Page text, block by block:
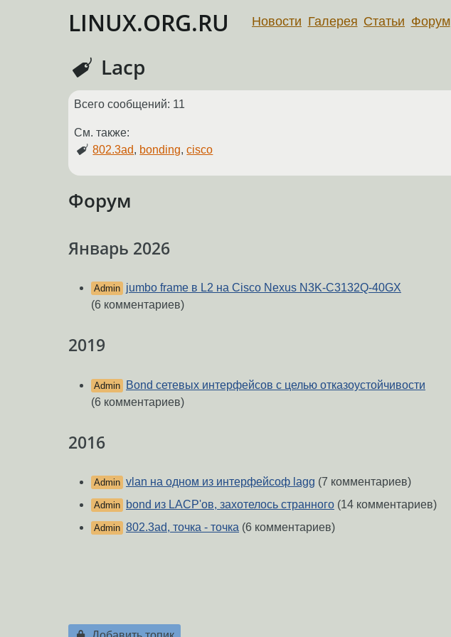
LINUX.ORG.RU Новости Галерея Статьи Форум
Lacp
Всего сообщений: 11
См. также:
802.3ad, bonding,cisco
Форум
Январь 2026
Admin jumbo frame в L2 на Cisco Nexus N3K-C3132Q-40GX
(6 комментариев)
2019
Admin
Bond сетевых интерфейсов с целью отказоустойчивости
(6 комментариев)
2016
Admin vlan на одном из интерфейсоф lagg (7 комментариев)
Admin bond из LACP'ов, захотелось странного (14 комментариев)
Admin 802.3ad, точка - точка (6 комментариев)